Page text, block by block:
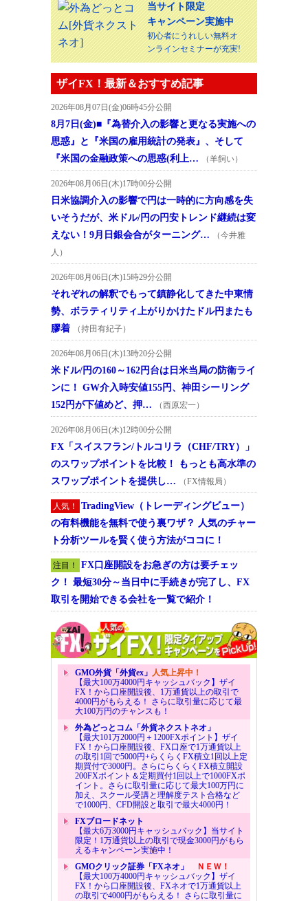
当サイト限定
キャンペーン実施中
初心者にうれしい無料オ
ンラインセミナーが充実!
ザイFX！最新＆おすすめ記事
2026年08月07日(金)06時45分公開
8月7日(金)■『為替介入の影響と更なる実施への
思惑』と『米国の雇用統計の発表』、そして
『米国の金融政策への思惑(利上…
（羊飼い）
2026年08月06日(木)17時00分公開
日米協調介入の影響で円は一時的に方向感を失
いそうだが、米ドル/円の円安トレンド継続は変
えない！9月日銀会合がターニング…
（今井雅
人）
2026年08月06日(木)15時29分公開
それぞれの解釈でもって鎮静化してきた中東情
勢、ボラティリティ上がりかけたドル円またも
膠着
（持田有紀子）
2026年08月06日(木)13時20分公開
米ドル/円の160～162円台は日米当局の防衛ライ
ンに！ GW介入時安値155円、神田シーリング
152円が下値めど、押…
（西原宏一）
2026年08月06日(木)12時00分公開
FX「スイスフラン/トルコリラ（CHF/TRY）」
のスワップポイントを比較！ もっとも高水準の
スワップポイントを提供し…
（FX情報局）
人気！
TradingView（トレーディングビュー）
の有料機能を無料で使う裏ワザ？ 人気のチャー
ト分析ツールを賢く使う方法がココに！
注目！
FX口座開設をお急ぎの方は要チェッ
ク！ 最短30分～当日中に手続きが完了し、FX
取引を開始できる会社を一覧で紹介！
GMO外貨「外貨ex」 人気上昇中！
【最大100万4000円キャッシュバック】ザイ
FX！から口座開設後、1万通貨以上の取引で
4000円がもらえる！ さらに取引量に応じて最
大100万円のチャンスも！
外為どっとコム「外貨ネクストネオ」
【最大101万2000円＋1200FXポイント】ザイ
FX！から口座開設後、FX口座で1万通貨以上
の取引1回で5000円+らくらくFX積立1回以上定
期買付で3000円。さらにらくらくFX積立開設
200FXポイント＆定期買付1回以上で1000FXポ
イント。さらに取引量に応じて最大100万円に
加え、スクール受講と理解度テスト合格など
で1000円、CFD開設と取引で最大4000円！
FXブロードネット
【最大6万3000円キャッシュバック】当サイト
限定！1万通貨以上の取引で現金3000円がもら
えるキャンペーン実施中！
GMOクリック証券「FXネオ」
ＮＥＷ！
【最大100万4000円キャッシュバック】ザイ
FX！から口座開設後、FXネオで1万通貨以上
の取引で4000円がもらえる！ さらに取引量に